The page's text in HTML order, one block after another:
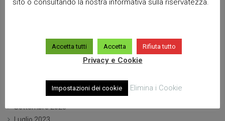
Luglio 2024
Marzo 2024
Dicembre 2023
Ottobre 2023
Settembre 2023
Accetta tutti Accetta Rifiuta tutto
Privacy e Cookie
Impostazioni dei cookie Elimina i Cookie